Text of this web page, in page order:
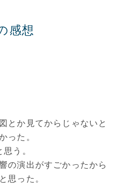
感想
とか見てからじゃないと
った。
う。
の演出がすごかったから
思った。